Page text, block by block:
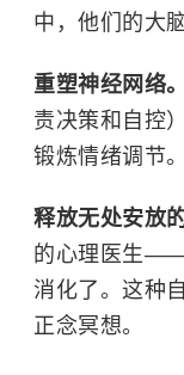
中 ，他们的大
重塑神经网络。
责决策和自控
锻炼情绪调节。
释放无处安放
的心理医生
消化 了。 这种
正念冥想。